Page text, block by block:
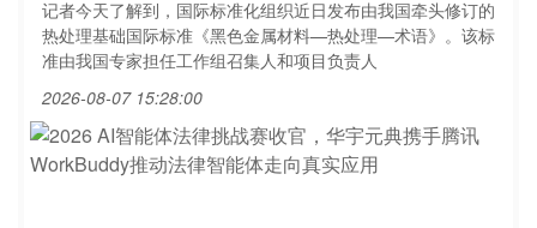
记者今天了解到，国际标准化组织近日发布由我国牵头修订的
热处理基础国际标准《黑色金属材料—热处理—术语》。该标
准由我国专家担任工作组召集人和项目负责人
2026-08-07 15:28:00